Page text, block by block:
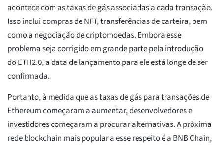
acontece com as taxas de gás associadas a cada transação.
Isso inclui compras de NFT, transferências de carteira, bem
como a negociação de criptomoedas. Embora esse
problema seja corrigido em grande parte pela introdução
do ETH2.0, a data de lançamento para ele está longe de ser
confirmada.
Portanto, à medida que as taxas de gás para transações de
Ethereum começaram a aumentar, desenvolvedores e
investidores começaram a procurar alternativas. A próxima
rede blockchain mais popular a esse respeito é a BNB Chain,